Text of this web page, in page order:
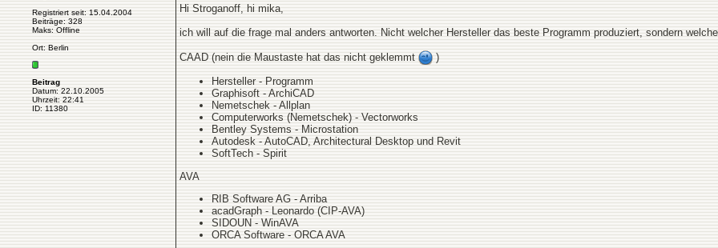
Registriert seit: 15.04.2004
Beiträge: 328
Maks: Offline
Ort: Berlin
Beitrag
Datum: 22.10.2005
Uhrzeit: 22:41
ID: 11380
Hi Stroganoff, hi mika,
ich will auf die frage mal anders antworten. Nicht welcher Hersteller das beste Programm produziert, sondern
CAAD (nein die Maustaste hat das nicht geklemmt )
Hersteller - Programm
Graphisoft - ArchiCAD
Nemetschek - Allplan
Computerworks (Nemetschek) - Vectorworks
Bentley Systems - Microstation
Autodesk - AutoCAD, Architectural Desktop und Revit
SoftTech - Spirit
AVA
RIB Software AG - Arriba
acadGraph - Leonardo (CIP-AVA)
SIDOUN - WinAVA
ORCA Software - ORCA AVA